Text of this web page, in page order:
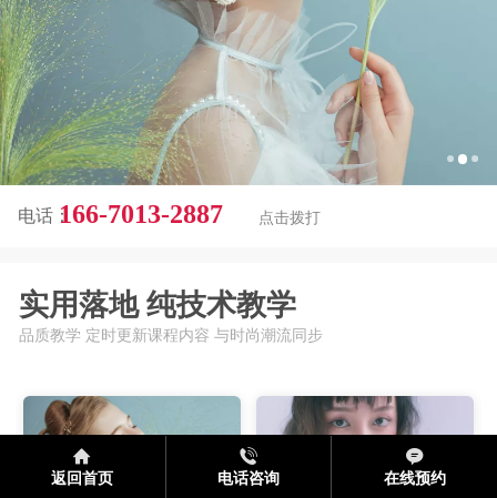
电话：166-7013-2887 点击拨打
品质教学 定时更新课程内容 与时尚潮流同步
实用落地 纯技术教学
返回首页 电话咨询 在线预约